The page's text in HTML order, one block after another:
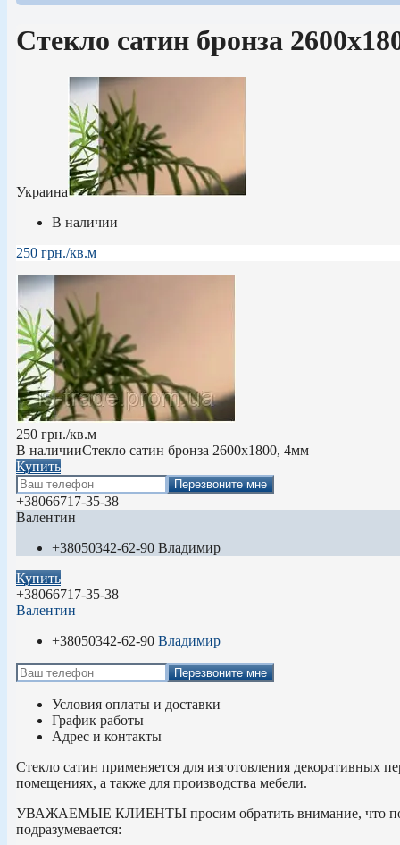
Стекло сатин бронза
Украина
В наличии
250 грн./кв.м
250 грн./кв.м
В наличииСтекло сатин бронза 2600х1800, 4мм
Купить
Перезвоните мне
+38066717-35-38
Валентин
+38050342-62-90 Владимир
Купить
+38066717-35-38
Валентин
+38050342-62-90 Владимир
Перезвоните мне
Условия оплаты и доставки
График работы
Адрес и контакты
Стекло сатин применяется для изготовления декоративных
помещениях, а также для производства мебели.
УВАЖАЕМЫЕ КЛИЕНТЫ просим обратить внимание, что
подразумевается: